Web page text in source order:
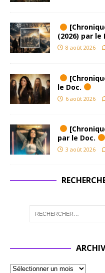
(2026) par le
8 août 2026
le Doc.
6 août 2026
par le Doc.
3 août 2026